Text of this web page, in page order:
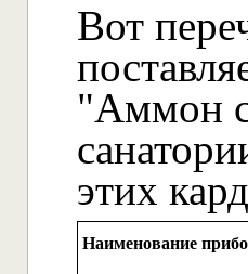
Вот
"Аммон
этих
Наименование